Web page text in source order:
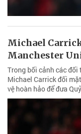
Michael
Manchester
Trong bối cảnh các
Michael Carrick đối
vệ hoàn hảo để đưa